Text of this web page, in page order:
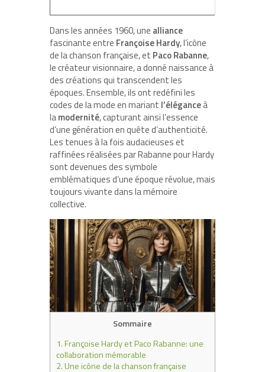
Dans les années 1960, une alliance
fascinante entre Françoise Hardy, l’icône
de la chanson française, et Paco Rabanne,
le créateur visionnaire, a donné naissance à
des créations qui transcendent les
époques. Ensemble, ils ont redéfini les
codes de la mode en mariant l’éléganceà
lamodernité, capturant ainsi l’essence
d’une génération en quête d’authenticité.
Les tenues à la fois audacieuses et
raffinées réalisées par Rabanne pour Hardy
sont devenues des symbole
emblématiques d’une époque révolue, mais
toujours vivante dans la mémoire
collective.
Sommaire
1.Françoise Hardy et Paco Rabanne: une
collaboration mémorable
2.Une icône de la chanson française